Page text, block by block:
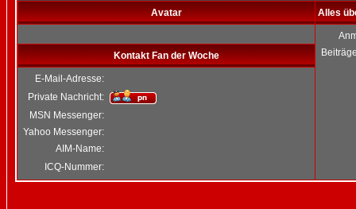
Avatar Alles
Kontakt Fan der Woche
E-Mail-Adresse:
Private Nachricht:
MSN Messenger:
Yahoo Messenger:
AIM-Name:
ICQ-Nummer: